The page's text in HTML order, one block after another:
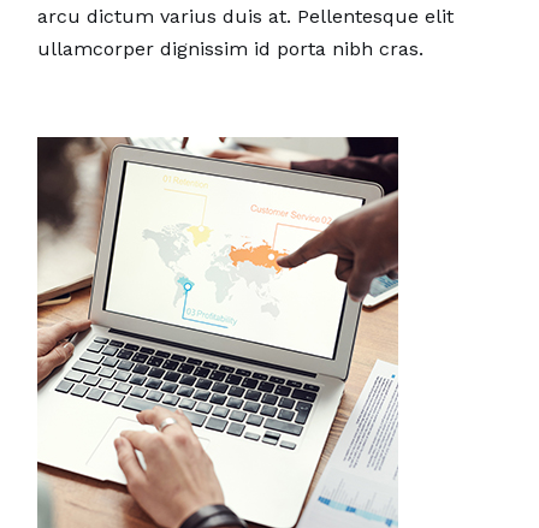
arcu dictum varius duis at. Pellentesque elit
ullamcorper dignissim id porta nibh cras.